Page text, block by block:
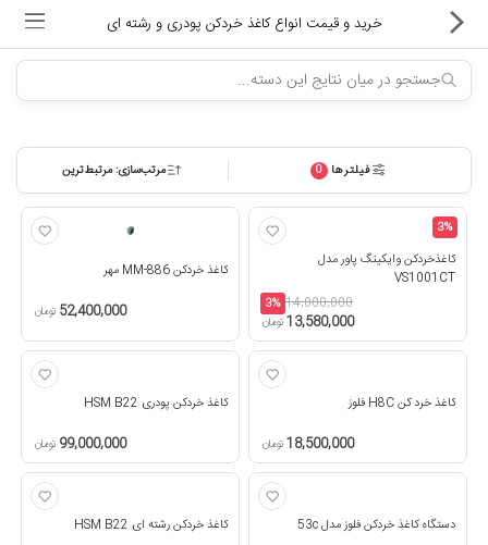
ماشین های اداری
کالای دیجیتال
لوازم التحریر
تجهیزات فروشگاهی و بانکی
ماشین حساب
هدایا و ست مدیریتی
خرید و قیمت انواع کاغذ خردکن پودری و رشته ای
فیلترها 0 مرتب‌سازی: مرتبط‌ترین
3%
کاغذخردکن وایکینگ پاور مدل
VS1001CT
14,000,000
3%
13,580,000تومان
کاغذ خردکن MM-886 مهر
52,400,000 تومان
کاغذ خرد کن H8C فلوز
18,500,000تومان
کاغذ خردکن پودری HSM B22
99,000,000 تومان
دستگاه کاغذ خردکن فلوز مدل 53c کاغذ خردکن رشته ای HSM B22